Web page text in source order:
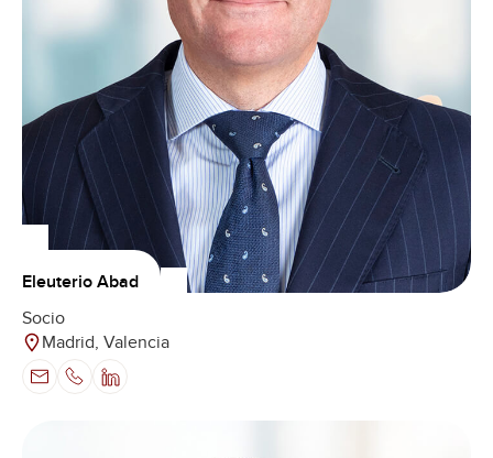
Eleuterio Abad
Socio
Madrid, Valencia